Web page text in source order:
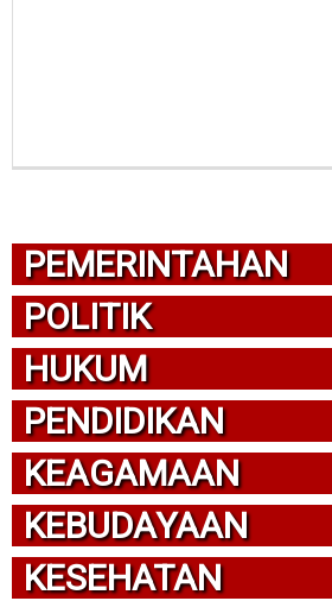
PEMERINTAHAN
POLITIK
HUKUM
PENDIDIKAN
KEAGAMAAN
KEBUDAYAAN
KESEHATAN